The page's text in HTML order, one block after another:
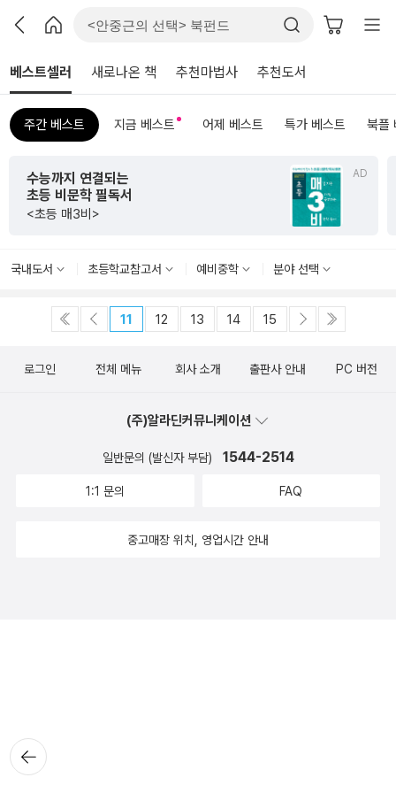
베스트셀러 새로나온 책 추천마법사 추천도서
주간 베스트 지금 베스트 어제 베스트 특가 베스트 북플
AD
수능까지 연결되는
초등 비문학 필독서
<초등 매3비>
국내도서 초등학교참고서 예비중학 분야 선택
11 12 13 14 15
뒤로가
기
로그인 전체 메뉴 회사 소개 출판사 안내 PC 버전
(주)알라딘커뮤니케이션
일반문의 (발신자 부담) 1544-2514
1:1 문의 FAQ
중고매장 위치, 영업시간 안내